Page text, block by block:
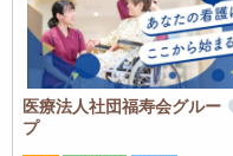
医療法人社団福寿会グルー
プ